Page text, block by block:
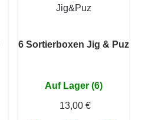
Jig&Puz
6 Sortierboxen Jig & Puz
Auf Lager (6)
13,00 €